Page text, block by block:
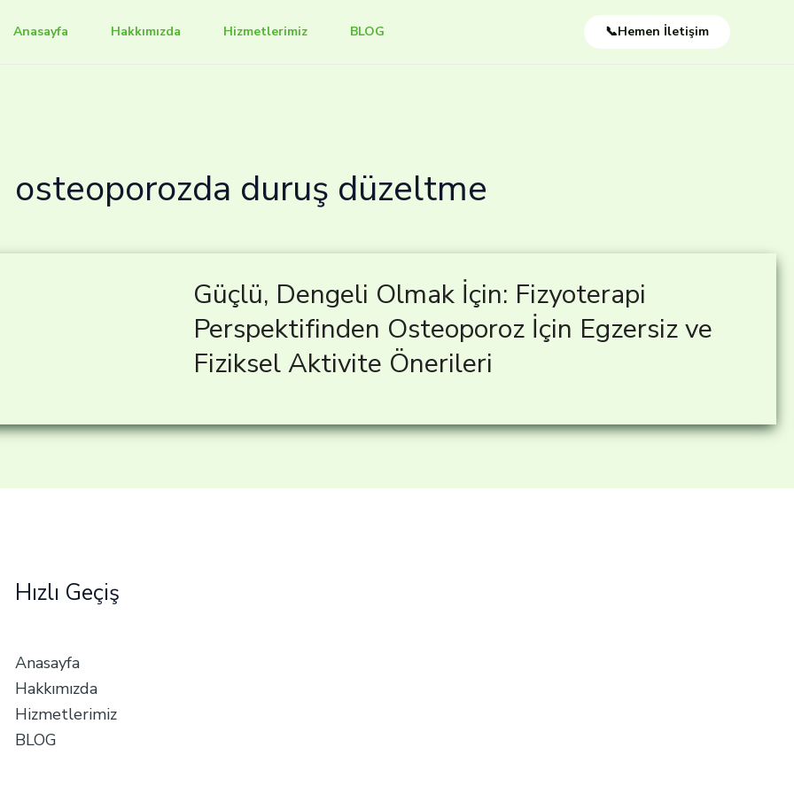
Anasayfa Hakkımızda Hizmetlerimiz BLOG 📞Hemen İletişim
osteoporozda duruş düzeltme
Güçlü, Dengeli Olmak İçin: Fizyoterapi
Perspektifinden Osteoporoz İçin Egzersiz ve
Fiziksel Aktivite Önerileri
Hızlı Geçiş
Anasayfa
Hakkımızda
Hizmetlerimiz
BLOG